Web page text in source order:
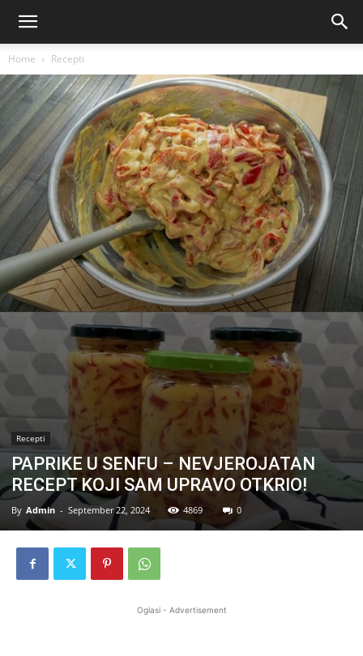
Home Recepti
Recepti
PAPRIKE U SENFU – NEVJEROJATAN
RECEPT KOJI SAM UPRAVO OTKRIO!
By Admin - September 22, 2024 4869 0
Oglasi - Advertisement